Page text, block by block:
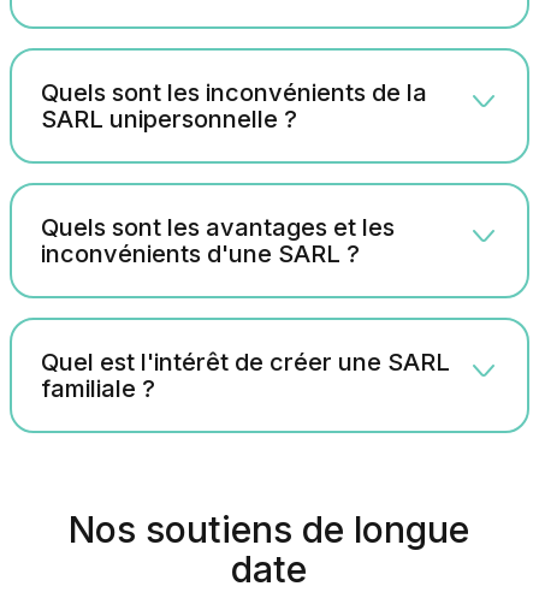
Quels sont les inconvénients de la
SARL unipersonnelle ?
Quels sont les avantages et les
inconvénients d'une SARL ?
Quel est l'intérêt de créer une SARL
familiale ?
Nos soutiens de longue
date